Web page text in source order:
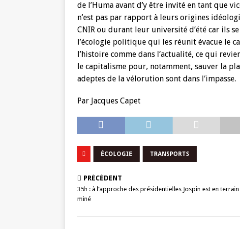
de l’Huma avant d’y être invité en tant que
n’est pas par rapport à leurs origines
CNIR ou durant leur université d’été car ils
l’écologie politique qui les réunit évacue le
l’histoire comme dans l’actualité, ce qui
le capitalisme pour, notamment, sauver la
adeptes de la vélorution sont dans l’impasse.
Par Jacques Capet
ÉCOLOGIE TRANSPORTS
PRÉCÉDENT
35h : à l’approche des présidentielles Jospin est en terrain
miné